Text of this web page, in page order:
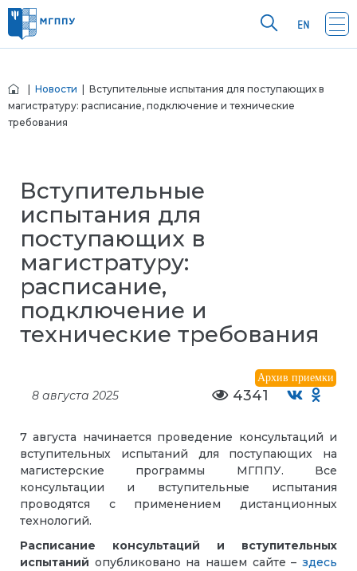
Новости | Вступительные испытания для поступающих в
магистратуру: расписание, подключение и технические
требования
Вступительные
испытания для
поступающих в
магистратуру:
расписание,
подключение и
технические требования
Архив приемки
8 августа 2025 4341
7 августа начинается проведение консультаций и
вступительных испытаний для поступающих на
магистерские программы МГППУ. Все
консультации и вступительные испытания
проводятся с применением дистанционных
технологий.
Расписание консультаций и вступительных
испытаний опубликовано на нашем сайте – здесь